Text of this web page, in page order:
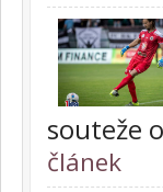
souteže
článek